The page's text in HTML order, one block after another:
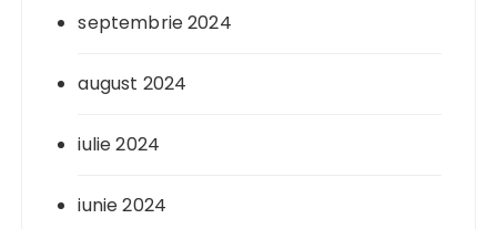
septembrie 2024
august 2024
iulie 2024
iunie 2024